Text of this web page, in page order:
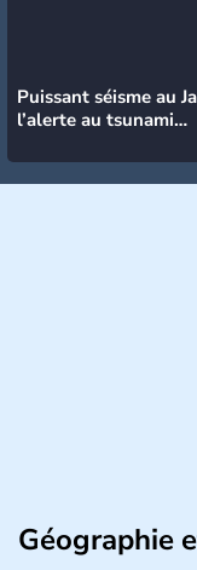
Puissant séisme au
l’alerte au tsunami
Géographie